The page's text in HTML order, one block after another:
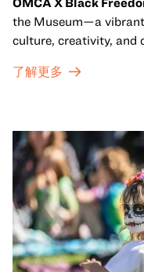
the Museum—a
culture, creativity, and
sets from boundary-
move, make, and
了解更多